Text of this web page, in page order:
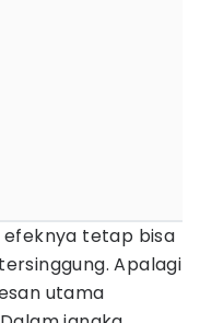
efeknya tetap bisa
Apalagi
utama